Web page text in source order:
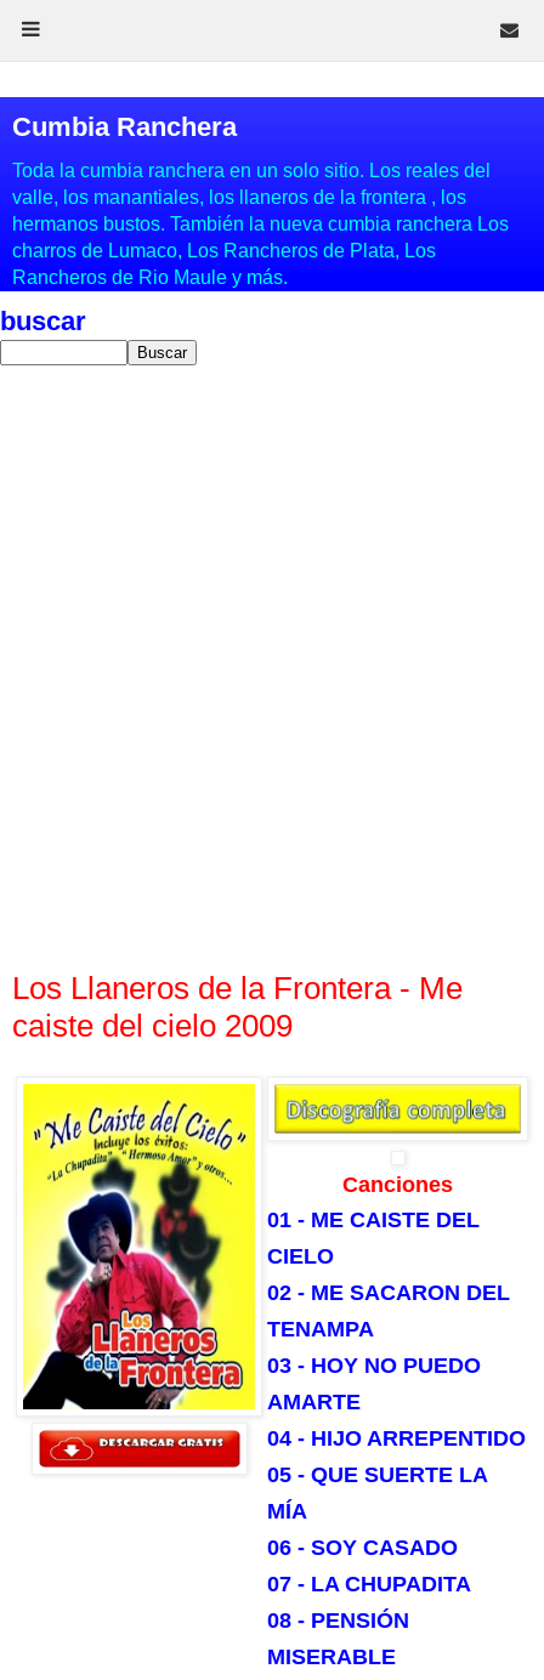
Cumbia Ranchera
Toda la cumbia ranchera en un solo sitio. Los reales del
valle, los manantiales, los llaneros de la frontera , los
hermanos bustos. También la nueva cumbia ranchera Los
charros de Lumaco, Los Rancheros de Plata, Los
Rancheros de Rio Maule y más.
buscar
Los Llaneros de la Frontera - Me
caiste del cielo 2009
Canciones
01 - ME CAISTE DEL
CIELO
02 - ME SACARON DEL
TENAMPA
03 - HOY NO PUEDO
AMARTE
04 - HIJO ARREPENTIDO
05 - QUE SUERTE LA
MÍA
06 - SOY CASADO
07 - LA CHUPADITA
08 - PENSIÓN
MISERABLE